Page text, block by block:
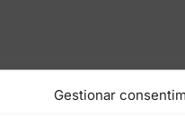
Gestionar